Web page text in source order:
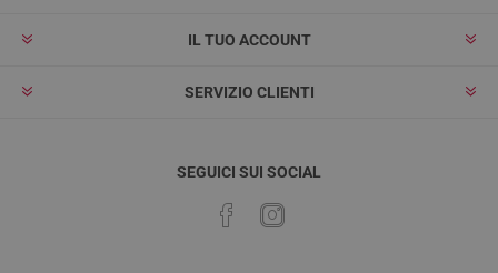
IL TUO ACCOUNT
SERVIZIO CLIENTI
SEGUICI SUI SOCIAL